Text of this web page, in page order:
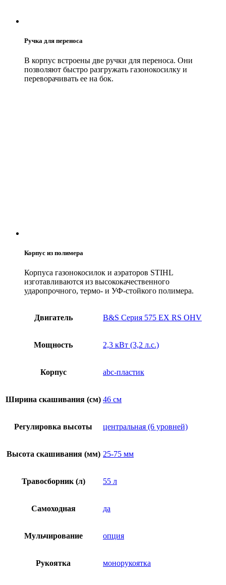
Ручка для переноса
В корпус встроены две ручки для переноса. Они
позволяют быстро разгружать газонокосилку и
переворачивать ее на бок.
Корпус из полимера
Корпуса газонокосилок и аэраторов STIHL
изготавливаются из высококачественного
ударопрочного, термо- и УФ-стойкого полимера.
Двигатель B&S Серия 575 EX RS OHV
Мощность 2,3 кВт (3,2 л.с.)
Корпус abc-пластик
Ширина скашивания (см) 46 см
Регулировка высоты центральная (6 уровней)
Высота скашивания (мм) 25-75 мм
Травосборник (л) 55 л
Самоходная да
Мульчирование опция
Рукоятка монорукоятка